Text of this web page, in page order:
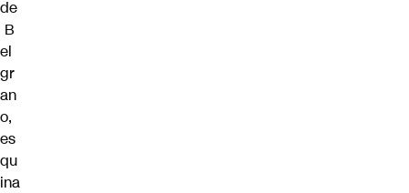
de
B
el
gr
an
o,
es
qu
ina